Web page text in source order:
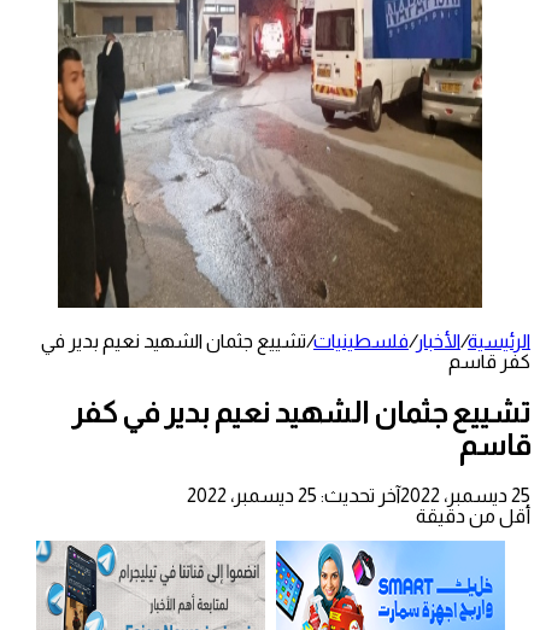
الرئيسية/الأخبار/فلسطينيات/تشييع جثمان الشهيد نعيم بدير في
كفر قاسم
تشييع جثمان الشهيد نعيم بدير في كفر
قاسم
25 ديسمبر، 2022
آخر تحديث: 25 ديسمبر، 2022
أقل من دقيقة